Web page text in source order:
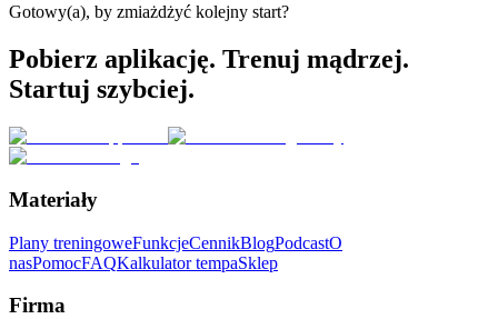
Gotowy(a), by zmiażdżyć kolejny start?
Pobierz aplikację. Trenuj mądrzej.
Startuj szybciej.
Materiały
Plany treningoweFunkcjeCennikBlogPodcastO
nasPomocFAQKalkulator tempaSklep
Firma